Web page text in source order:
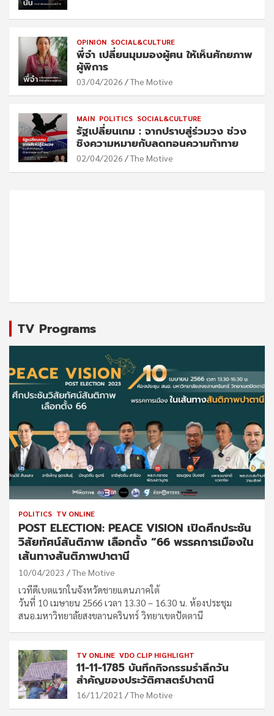
OPINION SOCIAL&CULTURE
พี่จ๋า เปลี่ยนมุมมองผู้ฅน ให้เห็นศักยภาพ
ผู้พิการ
03/04/2026 The Motive
MAIN POLITICS SOCIAL&CULTURE
รัฐเปลี่ยนเกม : จากปราบสู่ร่วมวง ช่วง
ชิงความหมายกับลดทอนความท้าทาย
02/04/2026 The Motive
TV Programs
POLITICS TV ONLINE
POST ELECTION: PEACE VISION เปิดศึกประชัน
วิสัยทัศน์สันติภาพ เลือกตั้ง “66 พรรคการเมืองใน
เส้นทางสันติภาพปาตานี
10/04/2023 The Motive
เวทีดีเบตแรกในจังหวัดชายแดนภาคใต้
วันที่ 10 เมษายน 2566 เวลา 13.30 – 16.30 น. ห้องประชุม
สนอ.มหาวิทยาลัยสงขลานครินทร์ วิทยาเขตปัตตานี
TV ONLINE VDO CLIP HIGHLIGHT
11-11-1785 บันทึกกิจกรรมรำลึกวัน
สำคัญของประวัติศาสตร์ปาตานี
16/11/2021 The Motive